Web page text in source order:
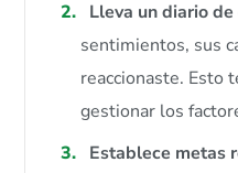
Lleva un diario
sentimientos, sus
reaccionaste. Esto
gestionar los
Establece metas